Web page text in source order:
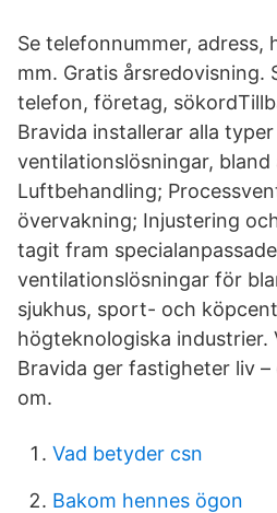
Se telefonnummer, adress,
mm. Gratis årsredovisning.
telefon, företag,
Bravida installerar alla
ventilationslösningar, bland
Luftbehandling;
övervakning; Injustering
tagit fram specialanpassade
ventilationslösningar för
sjukhus, sport- och
högteknologiska industrier.
Bravida ger fastigheter liv
om.
Vad betyder csn
Bakom hennes ögon